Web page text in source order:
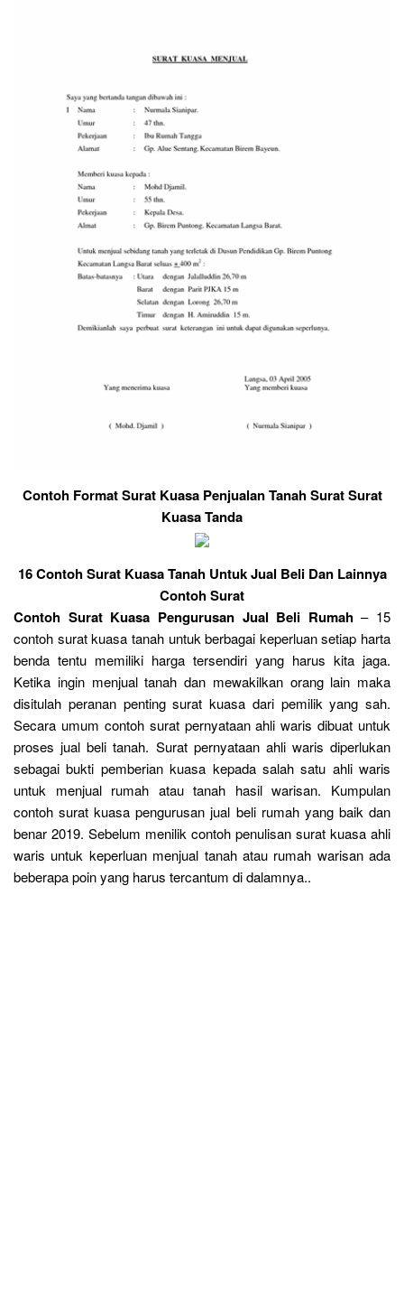
Contoh Format Surat Kuasa Penjualan Tanah Surat Surat
Kuasa Tanda
16 Contoh Surat Kuasa Tanah Untuk Jual Beli Dan Lainnya
Contoh Surat
Contoh Surat Kuasa Pengurusan Jual Beli Rumah– 15
contoh surat kuasa tanah untuk berbagai keperluan setiap harta
benda tentu memiliki harga tersendiri yang harus kita jaga.
Ketika ingin menjual tanah dan mewakilkan orang lain maka
disitulah peranan penting surat kuasa dari pemilik yang sah.
Secara umum contoh surat pernyataan ahli waris dibuat untuk
proses jual beli tanah. Surat pernyataan ahli waris diperlukan
sebagai bukti pemberian kuasa kepada salah satu ahli waris
untuk menjual rumah atau tanah hasil warisan. Kumpulan
contoh surat kuasa pengurusan jual beli rumah yang baik dan
benar 2019. Sebelum menilik contoh penulisan surat kuasa ahli
waris untuk keperluan menjual tanah atau rumah warisan ada
beberapa poin yang harus tercantum di dalamnya..